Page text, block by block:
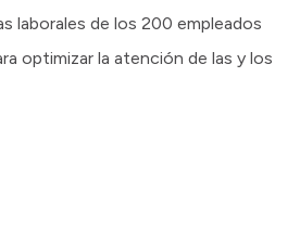
laborales de los 200 empleados
optimizar la atención de las y los